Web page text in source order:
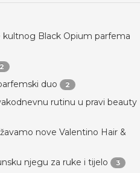
kultnog Black Opium parfema
2
duo 2
rutinu u pravi beauty
nove Valentino Hair &
njegu za ruke i tijelo 3